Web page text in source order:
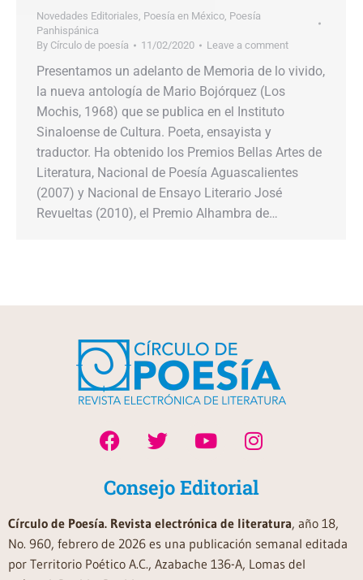
Novedades Editoriales, Poesía en México, Poesía
Panhispánica
By Círculo de poesía 11/02/2020 Leave a comment
Presentamos un adelanto de Memoria de lo vivido,
la nueva antología de Mario Bojórquez (Los
Mochis, 1968) que se publica en el Instituto
Sinaloense de Cultura. Poeta, ensayista y
traductor. Ha obtenido los Premios Bellas Artes de
Literatura, Nacional de Poesía Aguascalientes
(2007) y Nacional de Ensayo Literario José
Revueltas (2010), el Premio Alhambra de…
Consejo Editorial
Círculo de Poesía. Revista electrónica de literatura, año 18,
No. 960, febrero de 2026 es una publicación semanal editada
por Territorio Poético A.C., Azabache 136-A, Lomas del